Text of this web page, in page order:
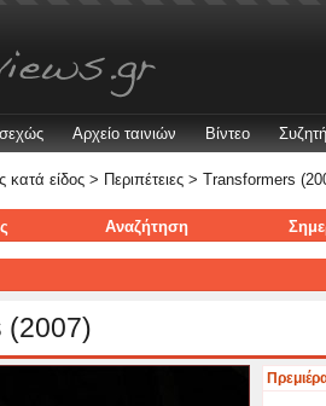
Αρχείο ταινιών Βίντεο
κατά είδος > Περιπέτειες > Transformers
Αναζήτηση
(2007)